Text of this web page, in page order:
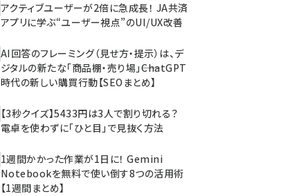
アクティブユーザーが2倍に急成長！ JA共済
アプリに学ぶ“ユーザー視点”のUI/UX改善
AI回答のフレーミング（見せ方・提示）は、デ
ジタルの新たな「商品棚・売り場」――ChatGPT
時代の新しい購買行動【SEOまとめ】
【3秒クイズ】5433円は3人で割り切れる？
電卓を使わずに「ひと目」で見抜く方法
1週間かかった作業が1日に！ Gemini
Notebookを無料で使い倒す8つの活用術
【1週間まとめ】